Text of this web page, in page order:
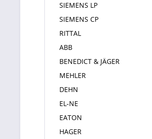
SIEMENS LP
SIEMENS CP
RITTAL
ABB
BENEDICT & JÄGER
MEHLER
DEHN
EL-NE
EATON
HAGER